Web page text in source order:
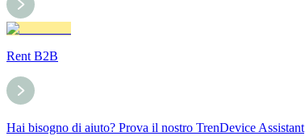
Rent B2B
Hai bisogno di aiuto? Prova il nostro TrenDevice Assistant